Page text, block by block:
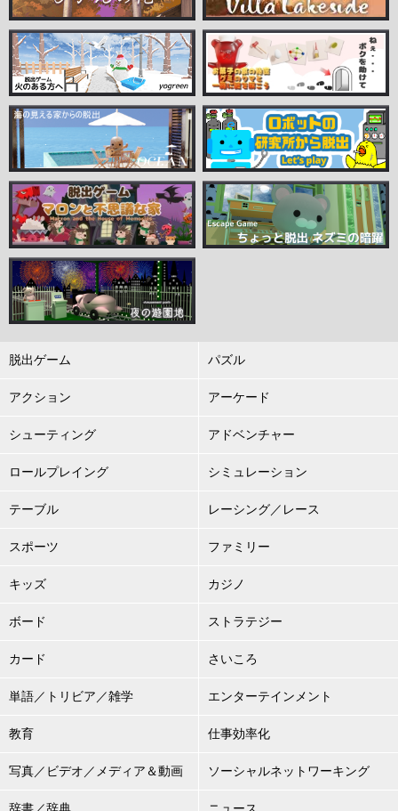
脱出ゲーム パズル
アクション アーケード
シューティング アドベンチャー
ロールプレイング シミュレーション
テーブル レーシング／レース
スポーツ ファミリー
キッズ カジノ
ボード ストラテジー
カード さいころ
単語／トリビア／雑学 エンターテインメント
教育 仕事効率化
写真／ビデオ／メディア＆動画 ソーシャルネットワーキング